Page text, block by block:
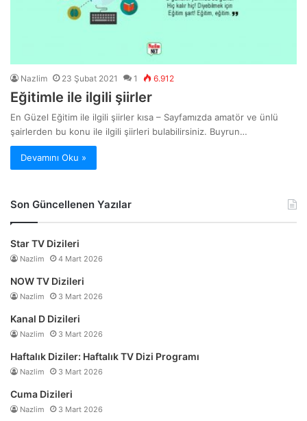
Nazlim 23 Şubat 2021 1 6.912
Eğitimle ile ilgili şiirler
En Güzel Eğitim ile ilgili şiirler kısa – Sayfamızda amatör ve ünlü
şairlerden bu konu ile ilgili şiirleri bulabilirsiniz. Buyrun…
Devamını Oku »
Son Güncellenen Yazılar
Star TV Dizileri
Nazlim 4 Mart 2026
NOW TV Dizileri
Nazlim 3 Mart 2026
Kanal D Dizileri
Nazlim 3 Mart 2026
Haftalık Diziler: Haftalık TV Dizi Programı
Nazlim 3 Mart 2026
Cuma Dizileri
Nazlim 3 Mart 2026